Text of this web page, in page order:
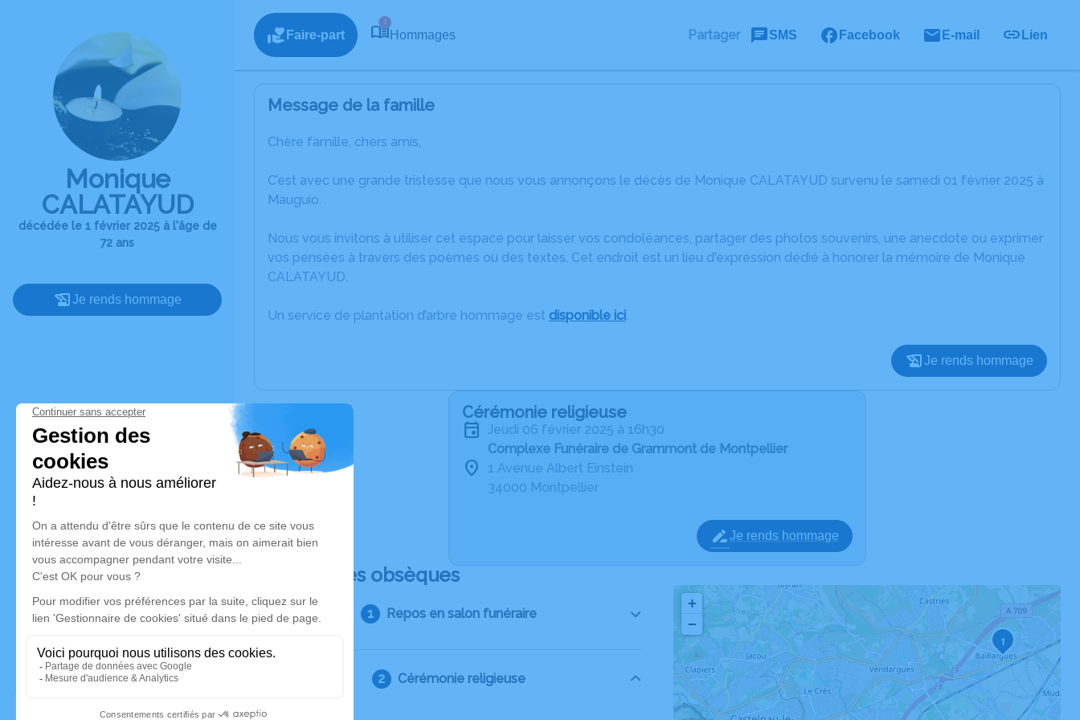
Monique
CALATAYUD
décédée le 1 février 2025 à l'âge de
72 ans
Je rends hommage
Faire-part
1
Hommages Partager SMS Facebook E-mail Lien
Message de la famille
Chère famille, chers amis,
C’est avec une grande tristesse que nous vous annonçons le décès de Monique CALATAYUD survenu le samedi 01 février 2025 à
Mauguio.
Nous vous invitons à utiliser cet espace pour laisser vos condoléances, partager des photos souvenirs, une anecdote ou exprimer
vos pensées à travers des poèmes ou des textes. Cet endroit est un lieu d'expression dédié à honorer la mémoire de Monique
CALATAYUD.
Un service de plantation d’arbre hommage est disponible ici.
Je rends hommage
Cérémonie religieuse
jeudi 06 février 2025 à 16h30
Complexe Funéraire de Grammont de Montpellier
1 Avenue Albert Einstein
34000 Montpellier
Je rends hommage
Déroulé des obsèques
Repos en salon funéraire
Cérémonie religieuse
1
+
−